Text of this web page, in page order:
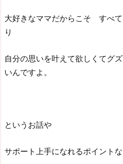
大好きなママだからこそ すべ
り
自分の思いを叶えて欲しくてグ
いんですよ。
というお話や
サポート上手になれるポイント